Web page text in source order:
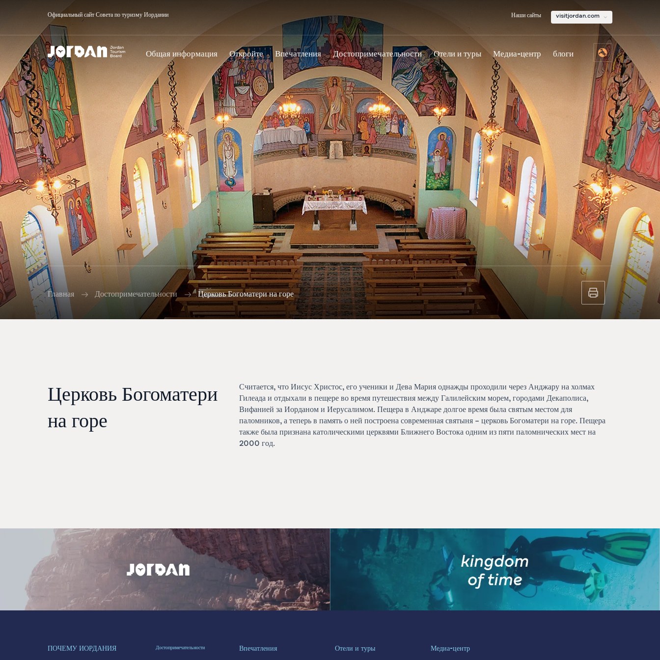
Официальный сайт Совета по туризму Иордании Наши сайты visitjordan.com
Общая информация Откройте Впечатления Достопримечательности Отели и туры Медиа-центр блоги
Главная Достопримечательности Церковь Богоматери на горе
Церковь Богоматери
на горе
Считается, что Иисус Христос, его ученики и Дева Мария однажды проходили через Анджару на холмах
Гилеада и отдыхали в пещере во время путешествия между Галилейским морем, городами Декаполиса,
Вифанией за Иорданом и Иерусалимом. Пещера в Анджаре долгое время была святым местом для
паломников, а теперь в память о ней построена современная святыня – церковь Богоматери на горе. Пещера
также была признана католическими церквями Ближнего Востока одним из пяти паломнических мест на
2000 год.
ПОЧЕМУ ИОРДАНИЯ Достопримечательности Впечатления Отели и туры Медиа-центр